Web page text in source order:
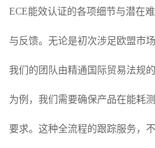
ECE能效认证的各项细节与潜在
与反馈。无论是初次涉足欧盟市
我们的团队由精通国际贸易法规
为例，我们需要确保产品在能耗
要求。这种全流程的跟踪服务，